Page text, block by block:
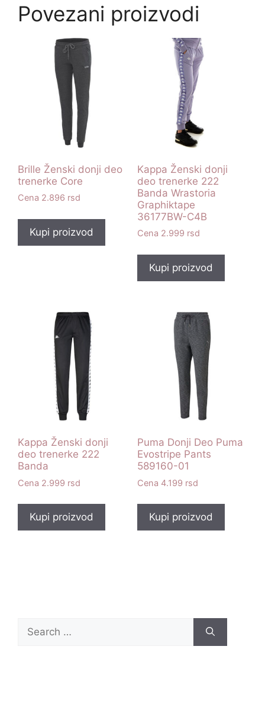
Povezani proizvodi
Brille Ženski donji deo
trenerke Core
2.896 rsd
Kupi proizvod
Kappa Ženski donji
deo trenerke 222
Banda Wrastoria
Graphiktape
36177BW-C4B
2.999 rsd
Kupi proizvod
Kappa Ženski donji
deo trenerke 222
Banda
2.999 rsd
Kupi proizvod
Puma Donji Deo Puma
Evostripe Pants
589160-01
4.199 rsd
Kupi proizvod